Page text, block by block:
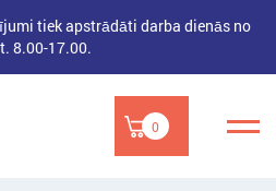
tiek apstrādāti darba dienās no
8.00-17.00.
0